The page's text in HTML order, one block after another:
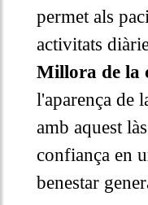
permet als
activitats
Millora de la
l'aparença de
amb aquest
confiança en
benestar